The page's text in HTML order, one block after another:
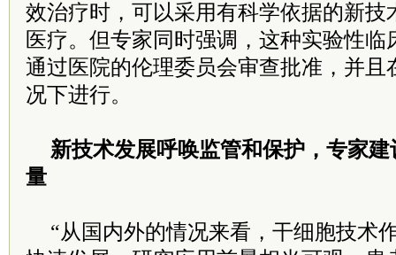
效治疗时，可以采用有科学依据的新技
医疗。但专家同时强调，这种实验性临
通过医院的伦理委员会审查批准，并且
况下进行。
新技术发展呼唤监管和保护，专家
量
“从国内外的情况来看，干细胞技术